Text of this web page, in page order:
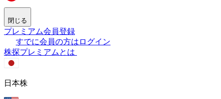
閉じる
プレミアム会員登録
すでに会員の方はログイン
株探プレミアムとは
日本株